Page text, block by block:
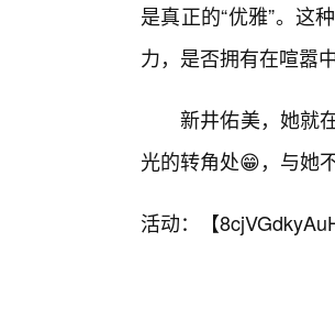
是真正的“优雅”。这
力，是否拥有在喧嚣
新井佑美，她就
光的转角处😁，与她
活动：【